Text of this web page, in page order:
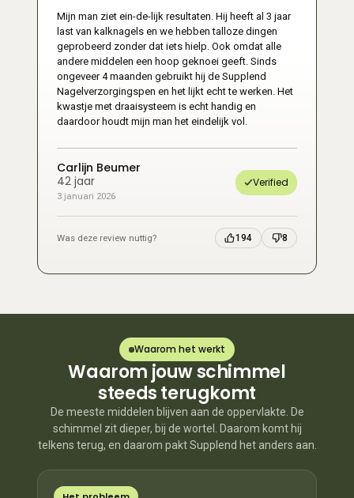
Mijn man ziet ein-de-lijk resultaten. Hij heeft al 3 jaar
last van kalknagels en we hebben talloze dingen
geprobeerd zonder dat iets hielp. Ook omdat alle
andere middelen een hoop geknoei geeft. Sinds
ongeveer 4 maanden gebruikt hij de Supplend
Nagelverzorgingspen en het lijkt echt te werken. Het
kwastje met draaisysteem is echt handig en
daardoor houdt mijn man het eindelijk vol.
Carlijn Beumer
42 jaar
3 januari 2026
Verified
Was deze review nuttig? 194 8
Waarom het werkt
Waarom jouw schimmel
steeds terugkomt
De meeste middelen blijven aan de oppervlakte. De
schimmel zit dieper, bij de wortel. Daarom komt hij
telkens terug, en daarom pakt Supplend het anders aan.